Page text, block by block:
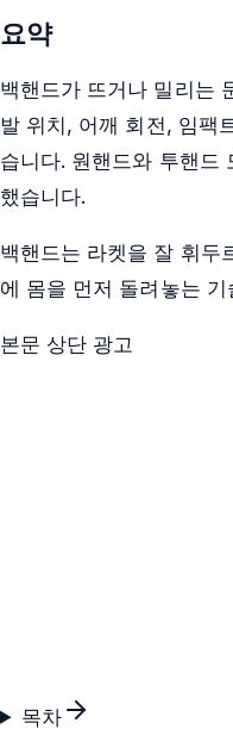
요약
백핸드가 뜨거나 밀리는
발 위치, 어깨 회전, 임팩
습니다. 원핸드와 투핸드
했습니다.
백핸드는 라켓을 잘 휘두
에 몸을 먼저 돌려놓는 기
본문 상단 광고
목차